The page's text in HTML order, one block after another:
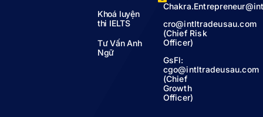
Khoá luyện
thi IELTS
Tư Vấn Anh
Ngữ
cro@intltradeusau.com
(Chief Risk
Officer)
GsFl:
cgo@intltradeusau.com
(Chief
Growth
Officer)